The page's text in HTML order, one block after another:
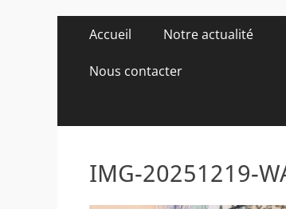
Menu
contenu
Accueil Notre actualité
Nous contacter
IMG-20251219-